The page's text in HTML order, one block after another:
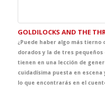
GOLDILOCKS AND THE
¿Puede haber algo más tierno
dorados y la de tres
tienen en una lección de
cuidadísima puesta en escena